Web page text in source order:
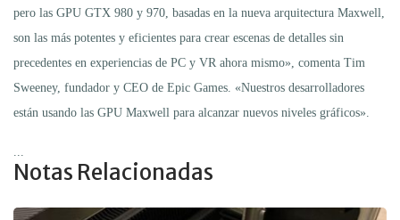
pero las GPU GTX 980 y 970, basadas en la nueva arquitectura Maxwell,
son las más potentes y eficientes para crear escenas de detalles sin
precedentes en experiencias de PC y VR ahora mismo», comenta Tim
Sweeney, fundador y CEO de Epic Games. «Nuestros desarrolladores
están usando las GPU Maxwell para alcanzar nuevos niveles gráficos».
Notas Relacionadas